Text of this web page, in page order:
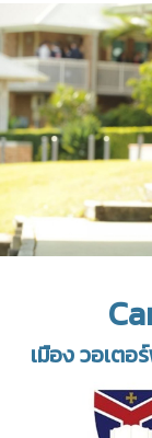
เมือง วอเตอ